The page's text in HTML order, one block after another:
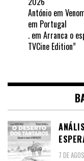
António em
em Portugal
. em Arranca o
TVCine Edition”
7 DE